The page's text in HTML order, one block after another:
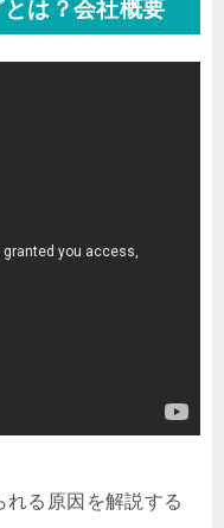
は？会社概要
る原因を解説する